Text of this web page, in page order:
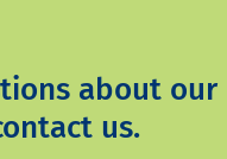
about our
us.